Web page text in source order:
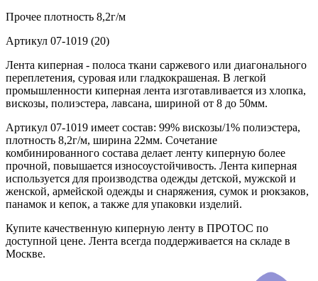
Прочее плотность 8,2г/м
Артикул 07-1019 (20)
Лента киперная - полоса ткани саржевого или диагонального
переплетения, суровая или гладкокрашеная. В легкой
промышленности киперная лента изготавливается из хлопка,
вискозы, полиэстера, лавсана, шириной от 8 до 50мм.
Артикул 07-1019 имеет состав: 99% вискозы/1% полиэстера,
плотность 8,2г/м, ширина 22мм. Сочетание
комбинированного состава делает ленту киперную более
прочной, повышается износоустойчивость. Лента киперная
используется для производства одежды детской, мужской и
женской, армейской одежды и снаряжения, сумок и рюкзаков,
панамок и кепок, а также для упаковки изделий.
Купите качественную киперную ленту в ПРОТОС по
доступной цене. Лента всегда поддерживается на складе в
Москве.